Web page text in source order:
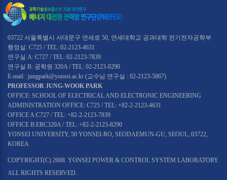
03722 서울특별시 서대문구 연세로 50, 연세대학교 공과대학 전기전자공학부
행정실: C725 / TEL: 02-2123-4631
연구실 A: C727 / TEL: 02-2123-7839
연구실 B: 공학원 320A / TEL: 02-2123-8290
E-mail : jungpark@yonsei.ac.kr (교수님 연구실 : 02-2123-5867)
PROFESSOR JUNG-WOOK PARK
OFFICE: SCHOOL OF ELECTRICAL AND ELECTRONIC ENGINEERING
ADMINISTRATION OFFICE: C725 / TEL: +82-2-2123-4631
OFFICE A:C727 / TEL: +82-2-2123-7839
OFFICE B:ERC320A / TEL: +82-2-2123-8290
YONSEI UNIVERSITY, 50 YONSEI-RO, SEODAEMUN-GU, SEOUL, 03722,
KOREA
COPYRIGHT(C) 2008. YONSEI POWER & CONTROL SYSTEM LABORATORY.
ALL RIGHTS RESERVED.